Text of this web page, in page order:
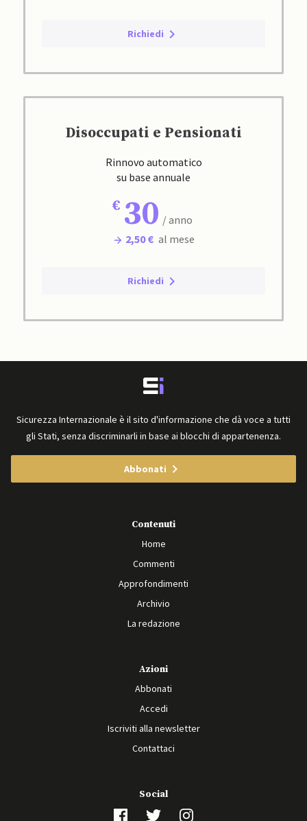
Richiedi
Disoccupati e Pensionati
Rinnovo automatico
su base annuale
30 / anno
2,50 € al mese
Richiedi
Sicurezza Internazionale è il sito d'informazione che dà voce a tutti
gli Stati, senza discriminarli in base ai blocchi di appartenenza.
Abbonati
Contenuti
Home
Commenti
Approfondimenti
Archivio
La redazione
Azioni
Abbonati
Accedi
Iscriviti alla newsletter
Contattaci
Social